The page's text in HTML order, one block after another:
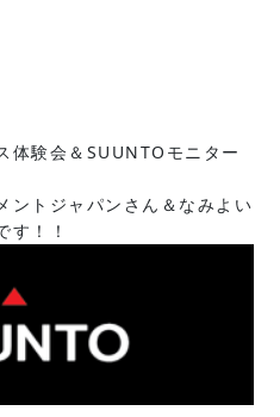
体験会＆SUUNTOモニター
ントジャパンさん＆なみよい
す！！